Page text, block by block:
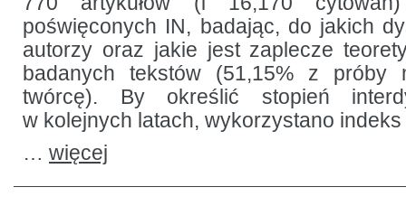
poświęconych IN, badając, do jakich
autorzy oraz jakie jest zaplecze
badanych tekstów (51,15% z próby
twórcę). By określić stopień
w kolejnych latach, wykorzystano
… więcej